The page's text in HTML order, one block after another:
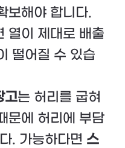
보해야 합니다.
열이 제대로 배출
떨어질 수 있습
고는 허리를 굽혀
문에 허리에 부담
. 가능하다면 스